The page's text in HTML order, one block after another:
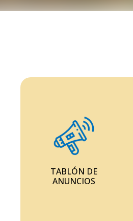
TABLÓN DE
ANUNCIOS